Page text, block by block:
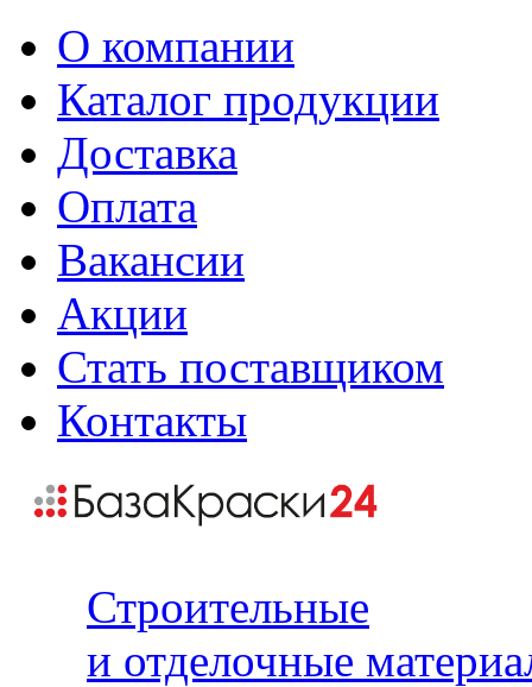
О компании
Каталог продукции
Доставка
Оплата
Вакансии
Акции
Стать поставщиком
Контакты
Строительные
и отделочные